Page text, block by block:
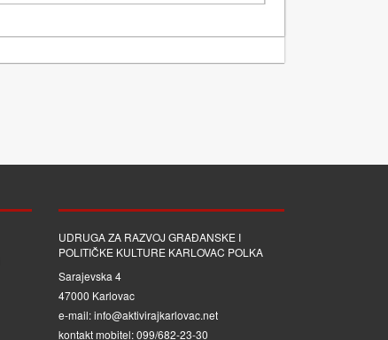
UDRUGA ZA RAZVOJ GRAĐANSKE I
POLITIČKE KULTURE KARLOVAC POLKA
Sarajevska 4
47000 Karlovac
e-mail: info@aktivirajkarlovac.net
kontakt mobitel: 099/682-23-30